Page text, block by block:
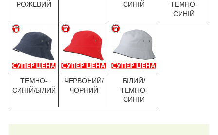
РОЖЕВИЙ
СИНІЙ
ТЕМНО-
СИНІЙ
ТЕМНО-
СИНІЙ/БІЛИЙ
ЧЕРВОНИЙ/
ЧОРНИЙ
БІЛИЙ/
ТЕМНО-
СИНІЙ